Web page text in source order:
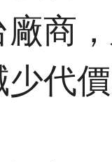
商
代